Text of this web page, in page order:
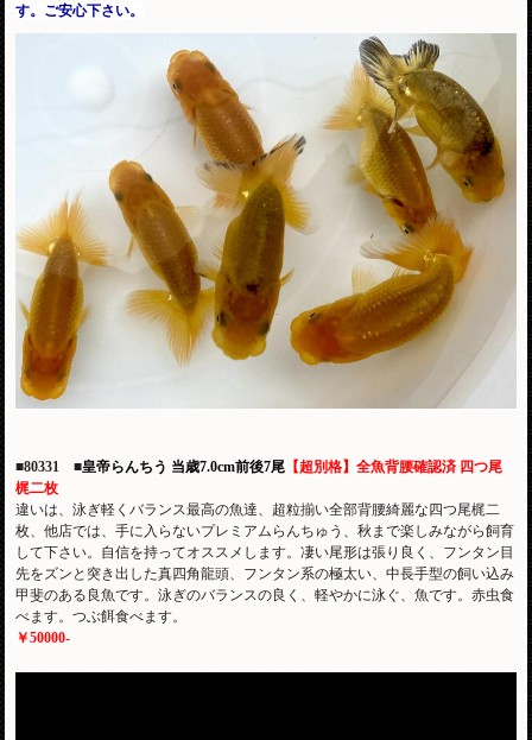
す。ご安心下さい。
■80331 ■皇帝らんちう 当歳7.0cm前後7尾 【超別格】全魚背腰確認済 四つ尾
梶二枚
違いは、泳ぎ軽くバランス最高の魚達、超粒揃い全部背腰綺麗な四つ尾梶二
枚、他店では、手に入らないプレミアムらんちゅう、秋まで楽しみながら飼育
して下さい。自信を持ってオススメします。凄い尾形は張り良く、フンタン目
先をズンと突き出した真四角龍頭、フンタン系の極太い、中長手型の飼い込み
甲斐のある良魚です。泳ぎのバランスの良く、軽やかに泳ぐ、魚です。赤虫食
べます。つぶ餌食べます。
￥50000-